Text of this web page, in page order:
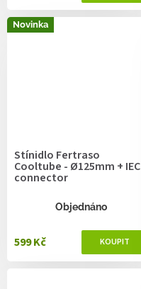
Novinka
Stínidlo Fertraso
Cooltube - Ø125mm + IEC
connector
Objednáno
599 Kč